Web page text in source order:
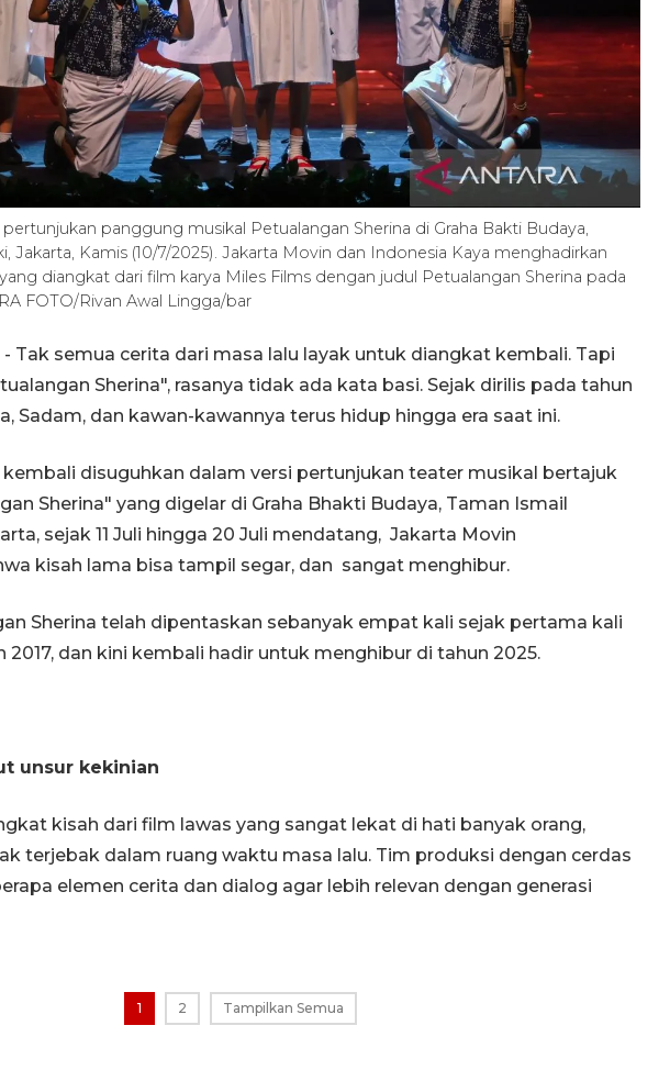
panggung musikal Petualangan Sherina di Graha Bakti Budaya,
Jakarta, Kamis (10/7/2025). Jakarta Movin dan Indonesia Kaya menghadirkan
diangkat dari film karya Miles Films dengan judul Petualangan Sherina pada
FOTO/Rivan Awal Lingga/bar
- Tak semua cerita dari masa lalu layak untuk diangkat kembali. Tapi
Sherina", rasanya tidak ada kata basi. Sejak dirilis pada tahun
Sadam, dan kawan-kawannya terus hidup hingga era saat ini.
kembali disuguhkan dalam versi pertunjukan teater musikal bertajuk
Sherina" yang digelar di Graha Bhakti Budaya, Taman Ismail
sejak 11 Juli hingga 20 Juli mendatang, Jakarta Movin
kisah lama bisa tampil segar, dan sangat menghibur.
Sherina telah dipentaskan sebanyak empat kali sejak pertama kali
2017, dan kini kembali hadir untuk menghibur di tahun 2025.
unsur kekinian
kisah dari film lawas yang sangat lekat di hati banyak orang,
terjebak dalam ruang waktu masa lalu. Tim produksi dengan cerdas
elemen cerita dan dialog agar lebih relevan dengan generasi
1 2 Tampilkan Semua